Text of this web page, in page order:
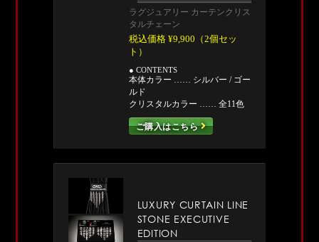
ラグジュアリー カーテンクリス
タルチェーン
税込価格 ¥9,900（2個セッ
ト）
● CONTENTS
本体カラー …… シルバー / ゴー
ルド
クリスタルカラー …… 全11色
ご購入はこちら
LUXURY CURTAIN LINE
STONE EXECUTIVE
EDITION